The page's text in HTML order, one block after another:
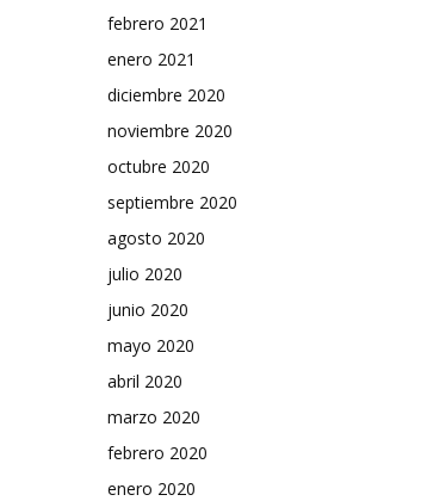
febrero 2021
enero 2021
diciembre 2020
noviembre 2020
octubre 2020
septiembre 2020
agosto 2020
julio 2020
junio 2020
mayo 2020
abril 2020
marzo 2020
febrero 2020
enero 2020